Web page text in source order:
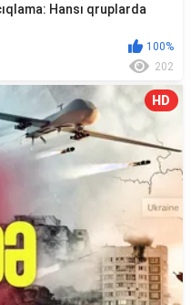
Hansı qruplarda
100%
202
HD